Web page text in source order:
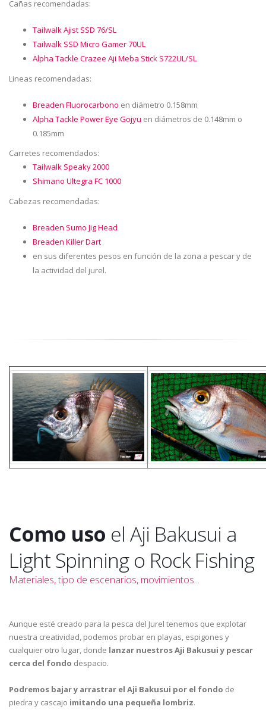
Cañas recomendadas:
Tailwalk Ajist SSD 76/SL
Tailwalk SSD Micro Gamer 70UL
Alpha Tackle Crazee Aji Meba Stick S722UL/SL
Lineas recomendadas:
Breaden Fluorocarbono en diámetro 0.158mm
Alpha Tackle Power Eye Gojyu en diámetros de 0.148mm o
0.185mm
Carretes recomendados:
Tailwalk Speaky 2000
Shimano Ultegra FC 1000
Cabezas recomendadas:
Breaden Sumo Jig Head
Breaden Killer Dart
en sus diferentes pesos en función de la zona a pescar y de
la actividad del jurel.
Como uso el Aji Bakusui a
Light Spinning o Rock Fishing
Materiales, tipo de escenarios, movimientos...
Aunque esté creado para la pesca del Jurel tenemos que explotar
nuestra creatividad, podemos probar en playas, espigones y
cualquier otro lugar, donde lanzar nuestros Aji Bakusui y pescar
cerca del fondo despacio.
Podremos bajar y arrastrar el Aji Bakusui por el fondo de
piedra y cascajo imitando una pequeña lombriz.